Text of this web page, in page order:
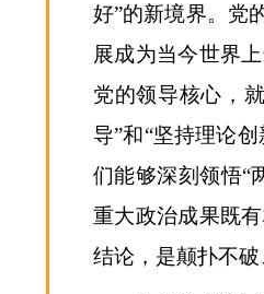
好”的新境界。党
展成为当今世界
党的领导核心，
导”和“坚持理论
们能够深刻领悟“
重大政治成果既
结论，是颠扑不